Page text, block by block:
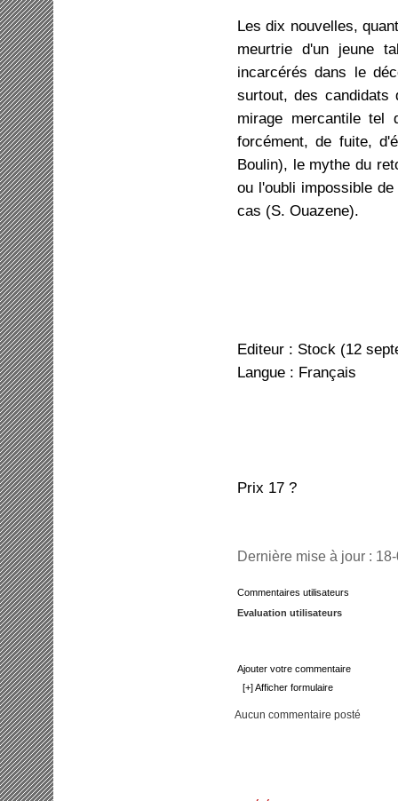
Les dix nouvelles,
meurtrie d'un jeune
incarcérés dans le
surtout, des candidats
mirage mercantile tel
forcément, de fuite,
Boulin), le mythe du
ou l'oubli impossible
cas (S. Ouazene).
Editeur : Stock (12
Langue : Français
Prix 17 ?
Dernière mise à jour :
Commentaires utilisateurs
Evaluation utilisateurs
Ajouter votre commentaire
[+] Afficher formulaire
Aucun commentaire posté